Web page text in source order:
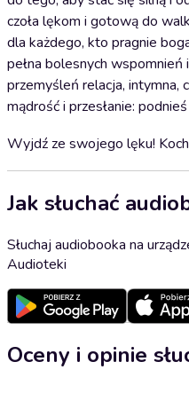
czoła lękom i gotową do
dla każdego, kto pragnie
pełna bolesnych wspomnień
przemyśleń relacja, intymna,
mądrość i przesłanie:
Wyjdź ze swojego lęku!
Jak słuchać
Słuchaj audiobooka na
Audioteki
Oceny i opinie